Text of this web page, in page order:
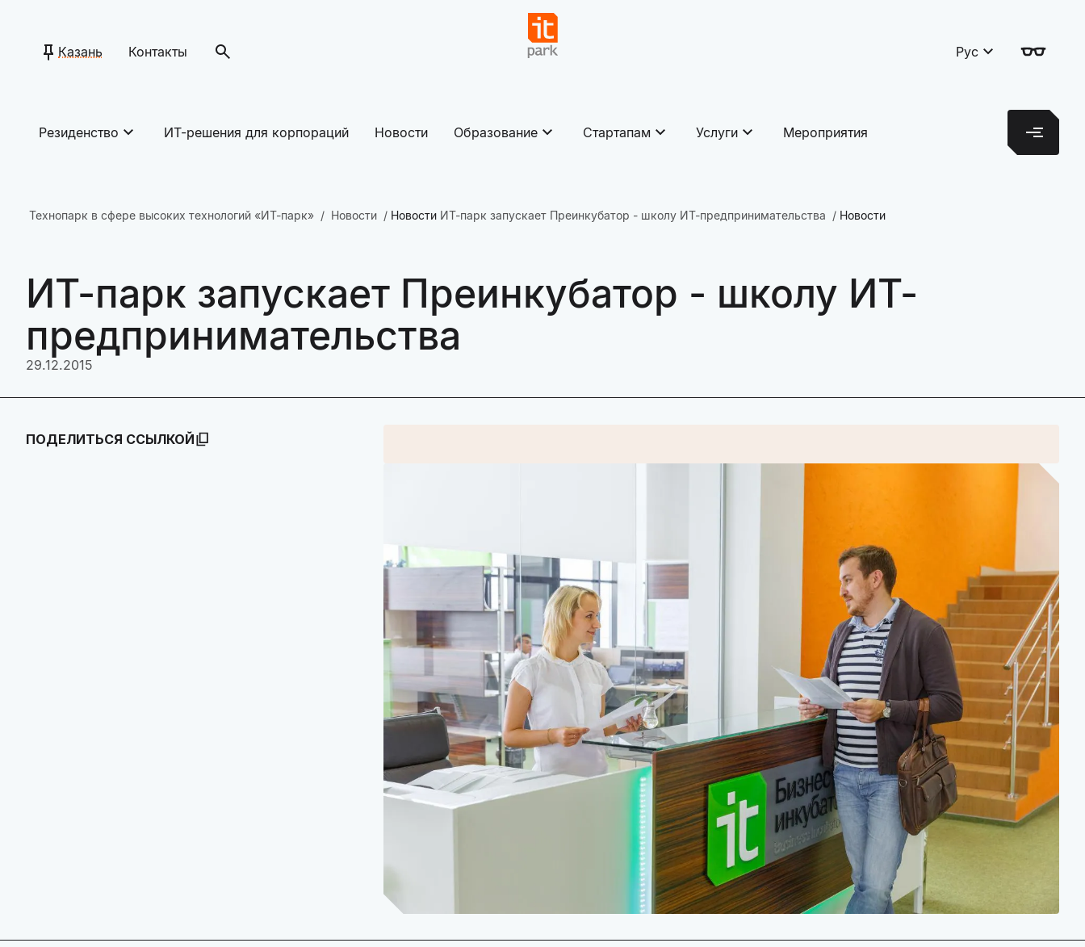
Казань Контакты Рус
Резиденство ИТ-решения для корпораций Новости Образование Стартапам Услуги Мероприятия
Технопарк в сфере высоких технологий «ИТ-парк» Новости Новости ИТ-парк запускает Преинкубатор - школу ИТ-предпринимательства Новости
ИТ-парк запускает Преинкубатор - школу ИТ-
предпринимательства
29.12.2015
ПОДЕЛИТЬСЯ ССЫЛКОЙ